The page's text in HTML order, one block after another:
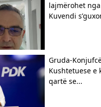
lajmërohet
Kuvendi
Gruda-
Kushtetuese e
qartë se...